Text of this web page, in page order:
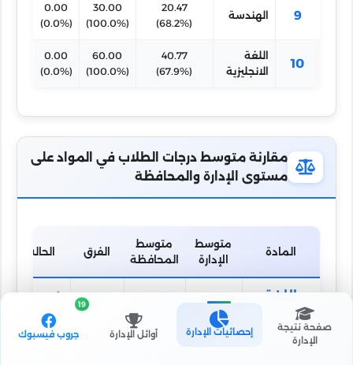
9 الهندسة
20.47
(68.2%)
30.00
(100.0%)
0.00
(0.0%)
10
اللغة
الانجليزية
40.77
(67.9%)
60.00
(100.0%)
0.00
(0.0%)
مقارنة متوسط درجات الطلاب في المواد على
مستوى الإدارة والمحافظة
المادة
متوسط
الإدارة
متوسط
المحافظة
الفرق الحالة
اللغة
العربية
-1.48
المتوسط
صفحة نتيجة
الإدارة
إحصائيات الإدارة أوائل الإدارة جروب فيسبوك
19